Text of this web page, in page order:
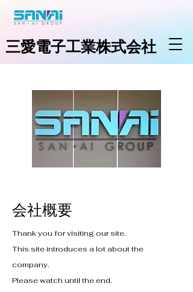
三愛電子工業株式会社
​会社概要
Thank you for visiting our site.
This site introduces a lot about the
company.
Please watch until the end.